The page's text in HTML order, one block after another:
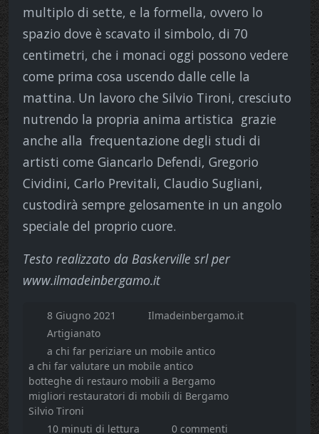
multiplo di sette, e la formella, ovvero lo
spazio dove è scavato il simbolo, di 70
centimetri, che i monaci oggi possono vedere
come prima cosa uscendo dalle celle la
mattina. Un lavoro che Silvio Tironi, cresciuto
nutrendo la propria anima artistica grazie
anche alla frequentazione degli studi di
artisti come Giancarlo Defendi, Gregorio
Cividini, Carlo Previtali, Claudio Sugliani,
custodirà sempre gelosamente in un angolo
speciale del proprio cuore.
Testo realizzato da Baskerville srl per
www.ilmadeinbergamo.it
8 Giugno 2021
Ilmadeinbergamo.it
Artigianato
a chi far periziare un mobile antico
a chi far valutare un mobile antico
botteghe di restauro mobili a Bergamo
migliori restauratori di mobili di Bergamo
Silvio Tironi
10 minuti di lettura
0 commenti